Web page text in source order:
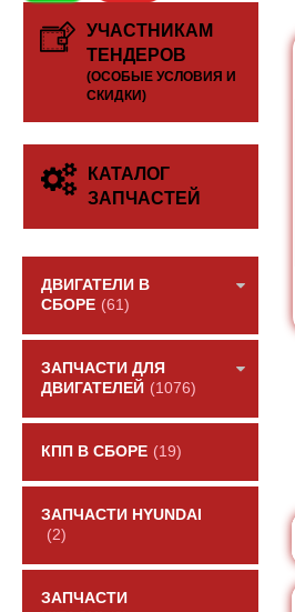
УЧАСТНИКАМ
ТЕНДЕРОВ
(ОСОБЫЕ УСЛОВИЯ И
СКИДКИ)
КАТАЛОГ
ЗАПЧАСТЕЙ
ДВИГАТЕЛИ В
СБОРЕ (61)
ЗАПЧАСТИ ДЛЯ
ДВИГАТЕЛЕЙ (1076)
КПП В СБОРЕ (19)
ЗАПЧАСТИ HYUNDAI
(2)
ЗАПЧАСТИ